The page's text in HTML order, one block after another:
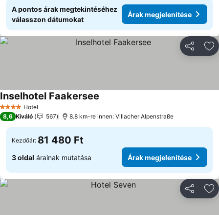
A pontos árak megtekintéséhez
válasszon dátumokat
Árak megjelenítése
4 KategóriaHotel
Inselhotel Faakersee
8,6 Kiváló 567 8.8 km-re innen: Villacher Alpenstraße
Kezdőár: 81 480 Ft
3 oldal árainak mutatása Árak megjelenítése